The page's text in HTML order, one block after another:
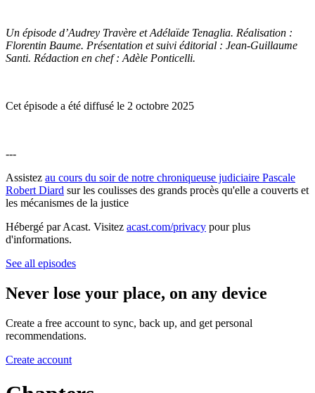
Un épisode d’Audrey Travère et Adélaïde Tenaglia. Réalisation :
Florentin Baume. Présentation et suivi éditorial : Jean-Guillaume
Santi. Rédaction en chef : Adèle Ponticelli.
Cet épisode a été diffusé le 2 octobre 2025
---
Assistez au cours du soir de notre chroniqueuse judiciaire Pascale
Robert Diard sur les coulisses des grands procès qu'elle a couverts et
les mécanismes de la justice
Hébergé par Acast. Visitez acast.com/privacy pour plus
d'informations.
See all episodes
Never lose your place, on any device
Create a free account to sync, back up, and get personal
recommendations.
Create account